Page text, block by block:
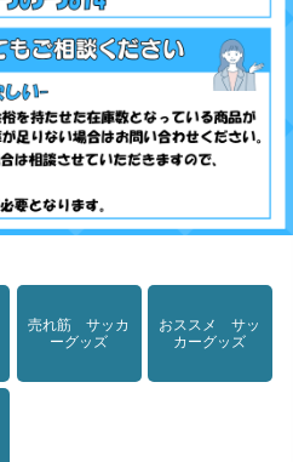
売れ筋 サッカ
ーグッズ
おススメ サッ
カーグッズ